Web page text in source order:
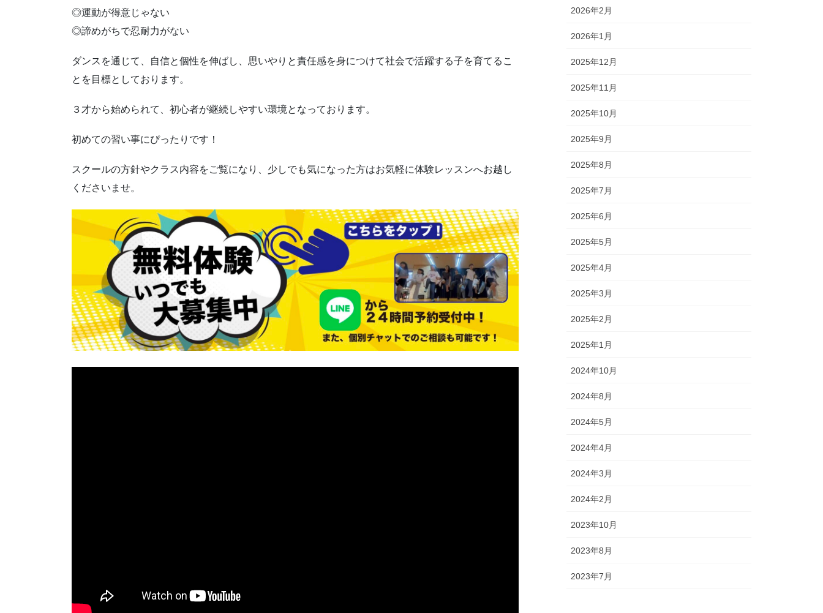
◎運動が得意じゃない
◎諦めがちで忍耐力がない
ダンスを通じて、自信と個性を伸ばし、思いやりと責任感を身につけて社会で活躍する子を育てるこ
とを目標としております。
３才から始められて、初心者が継続しやすい環境となっております。
初めての習い事にぴったりです！
スクールの方針やクラス内容をご覧になり、少しでも気になった方はお気軽に体験レッスンへお越し
くださいませ。
2026年2月
2026年1月
2025年12月
2025年11月
2025年10月
2025年9月
2025年8月
2025年7月
2025年6月
2025年5月
2025年4月
2025年3月
2025年2月
2025年1月
2024年10月
2024年8月
2024年5月
2024年4月
2024年3月
2024年2月
2023年10月
2023年8月
2023年7月